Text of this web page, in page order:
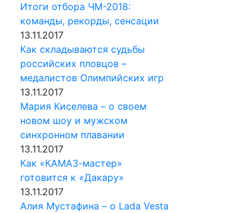
Итоги отбора ЧМ-2018:
команды, рекорды, сенсации
13.11.2017
Как складываются судьбы
российских пловцов –
медалистов Олимпийских игр
13.11.2017
Мария Киселева – о своем
новом шоу и мужском
синхронном плавании
13.11.2017
Как «КАМАЗ-мастер»
готовится к «Дакару»
13.11.2017
Алия Мустафина – о Lada Vesta